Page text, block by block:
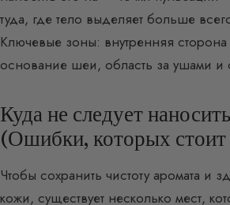
туда, где тело выделяет больше
Ключевые зоны: внутренняя сторона
основание шеи, область за ушами и
Куда не следует
(Ошибки, которых стоит
Чтобы сохранить чистоту аромата и
кожи, существует несколько мест,